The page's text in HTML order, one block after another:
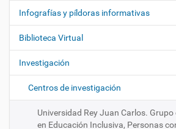
e
g
a
c
i
n
Infografías y píldoras informativas
Biblioteca Virtual
Investigación
Centros de investigación
Universidad Rey Juan Carlos.
en Educación Inclusiva, Personas